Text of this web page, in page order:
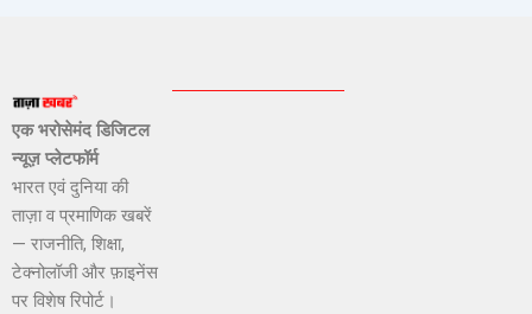
एक भरोसेमंद डिजिटल
न्यूज़ प्लेटफॉर्म
भारत एवं दुनिया की
ताज़ा व प्रमाणिक खबरें
— राजनीति, शिक्षा,
टेक्नोलॉजी और फ़ाइनेंस
पर विशेष रिपोर्ट।